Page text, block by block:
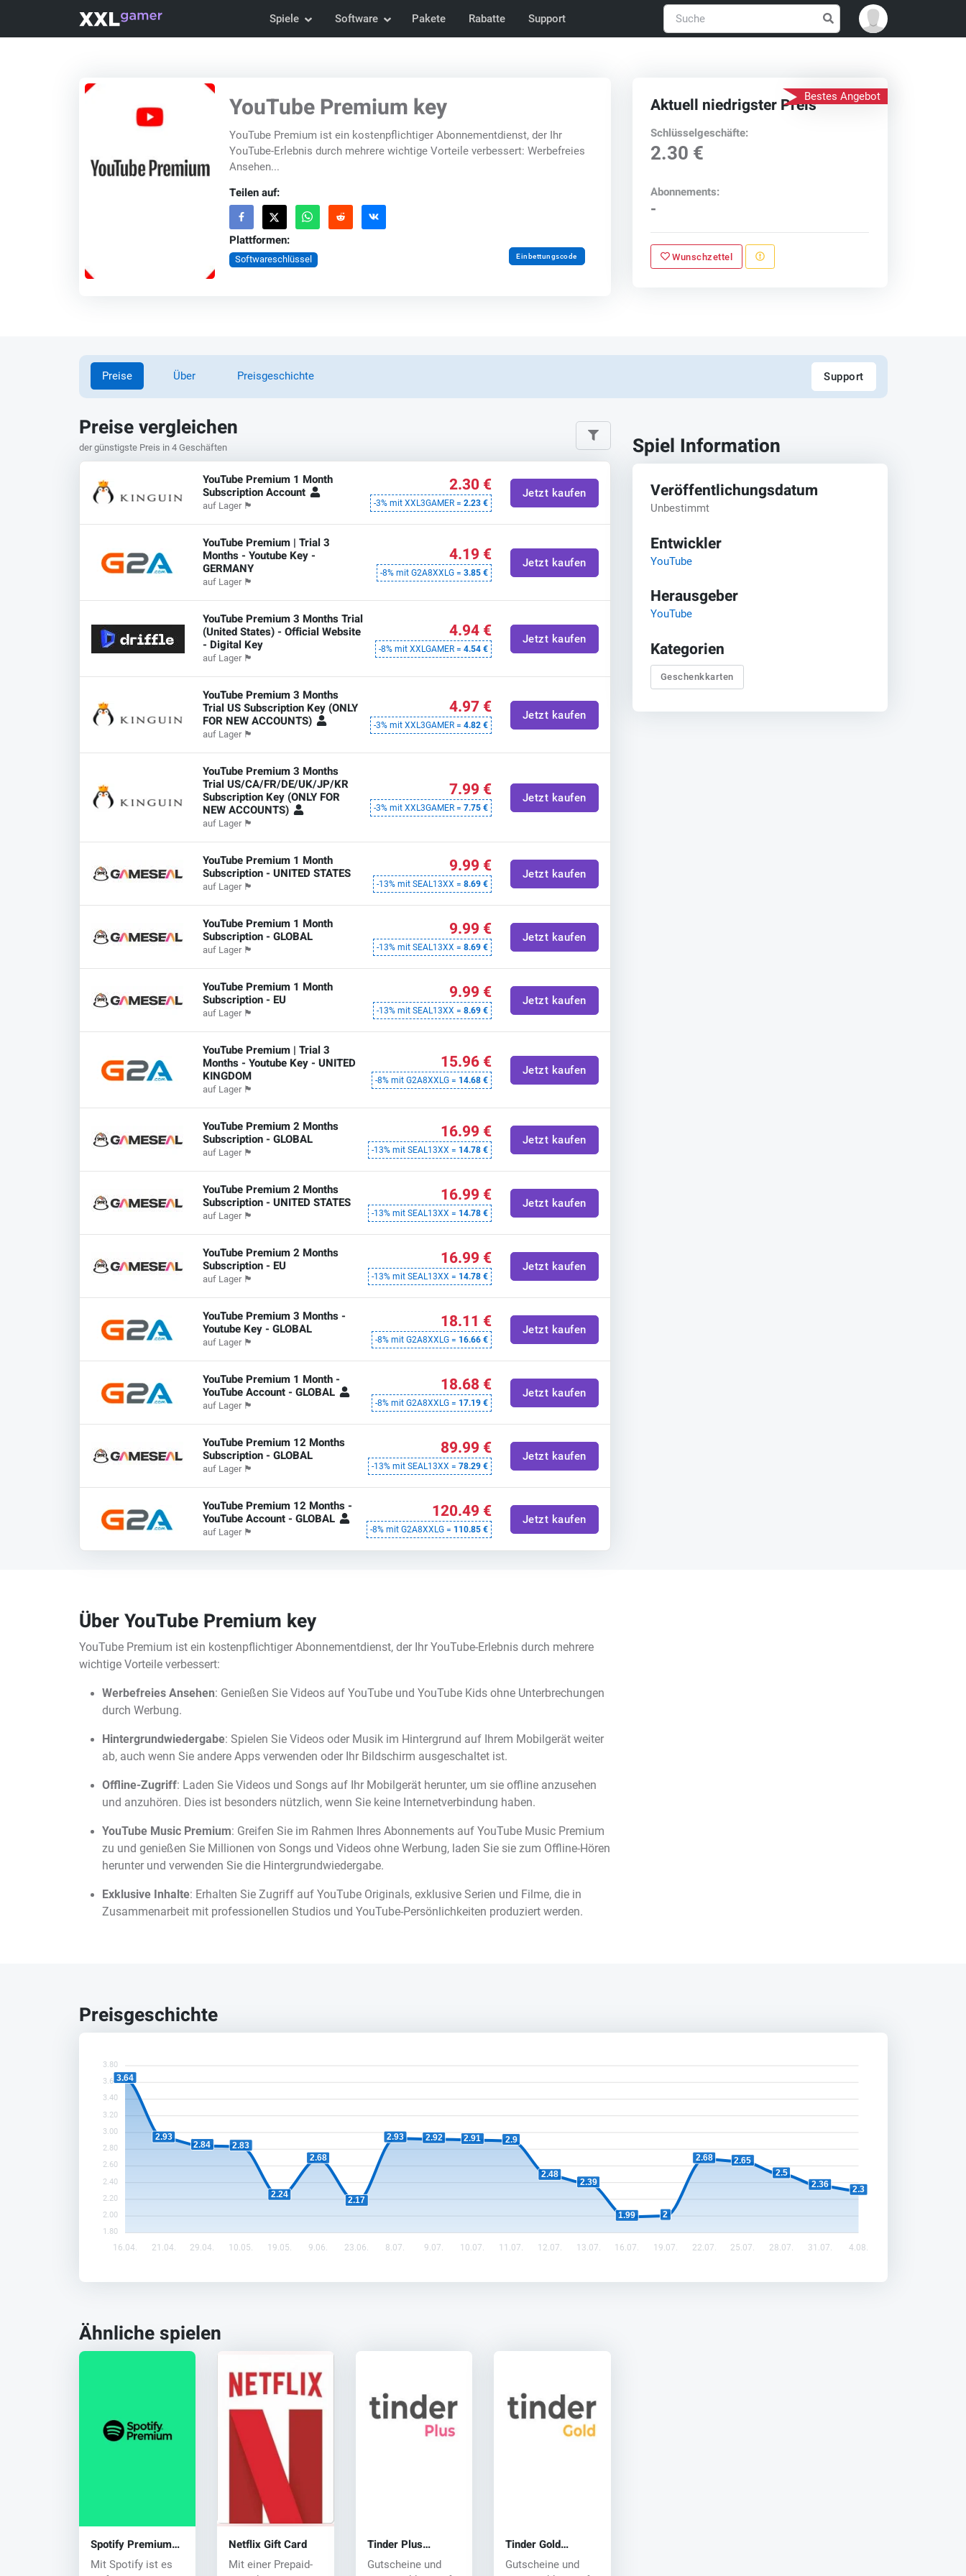
Spiele Software Pakete Rabatte Support
YouTube Premium key
YouTube Premium ist ein kostenpflichtiger Abonnementdienst, der Ihr
YouTube-Erlebnis durch mehrere wichtige Vorteile verbessert: Werbefreies
Ansehen...
Teilen auf:
Plattformen:
Softwareschlüssel Einbettungscode
Bestes Angebot
Aktuell niedrigster Preis
Schlüsselgeschäfte:
2.30 €
Abonnements:
-
Wunschzettel
Preise Über Preisgeschichte Support
Preise vergleichen
der günstigste Preis in 4 Geschäften
YouTube Premium 1 Month
Subscription Account
auf Lager 🏴
2.30 €
-3% mit XXL3GAMER = 2.23 €
Jetzt kaufen
YouTube Premium | Trial 3
Months - Youtube Key -
GERMANY
auf Lager 🏴
4.19 €
-8% mit G2A8XXLG = 3.85 €
Jetzt kaufen
YouTube Premium 3 Months Trial
(United States) - Official Website
- Digital Key
auf Lager 🏴
4.94 €
-8% mit XXLGAMER = 4.54 €
Jetzt kaufen
YouTube Premium 3 Months
Trial US Subscription Key (ONLY
FOR NEW ACCOUNTS)
auf Lager 🏴
4.97 €
-3% mit XXL3GAMER = 4.82 €
Jetzt kaufen
YouTube Premium 3 Months
Trial US/CA/FR/DE/UK/JP/KR
Subscription Key (ONLY FOR
NEW ACCOUNTS)
auf Lager 🏴
7.99 €
-3% mit XXL3GAMER = 7.75 €
Jetzt kaufen
YouTube Premium 1 Month
Subscription - UNITED STATES
auf Lager 🏴
9.99 €
-13% mit SEAL13XX = 8.69 €
Jetzt kaufen
YouTube Premium 1 Month
Subscription - GLOBAL
auf Lager 🏴
9.99 €
-13% mit SEAL13XX = 8.69 €
Jetzt kaufen
YouTube Premium 1 Month
Subscription - EU
auf Lager 🏴
9.99 €
-13% mit SEAL13XX = 8.69 €
Jetzt kaufen
YouTube Premium | Trial 3
Months - Youtube Key - UNITED
KINGDOM
auf Lager 🏴
15.96 €
-8% mit G2A8XXLG = 14.68 €
Jetzt kaufen
YouTube Premium 2 Months
Subscription - GLOBAL
auf Lager 🏴
16.99 €
-13% mit SEAL13XX = 14.78 €
Jetzt kaufen
YouTube Premium 2 Months
Subscription - UNITED STATES
auf Lager 🏴
16.99 €
-13% mit SEAL13XX = 14.78 €
Jetzt kaufen
YouTube Premium 2 Months
Subscription - EU
auf Lager 🏴
16.99 €
-13% mit SEAL13XX = 14.78 €
Jetzt kaufen
YouTube Premium 3 Months -
Youtube Key - GLOBAL
auf Lager 🏴
18.11 €
-8% mit G2A8XXLG = 16.66 €
Jetzt kaufen
YouTube Premium 1 Month -
YouTube Account - GLOBAL
auf Lager 🏴
18.68 €
-8% mit G2A8XXLG = 17.19 €
Jetzt kaufen
YouTube Premium 12 Months
Subscription - GLOBAL
auf Lager 🏴
89.99 €
-13% mit SEAL13XX = 78.29 €
Jetzt kaufen
YouTube Premium 12 Months -
YouTube Account - GLOBAL
auf Lager 🏴
120.49 €
-8% mit G2A8XXLG = 110.85 €
Jetzt kaufen
Spiel Information
Veröffentlichungsdatum
Unbestimmt
Entwickler
YouTube
Herausgeber
YouTube
Kategorien
Geschenkkarten
Über YouTube Premium key
YouTube Premium ist ein kostenpflichtiger Abonnementdienst, der Ihr YouTube-Erlebnis durch mehrere
wichtige Vorteile verbessert:
Werbefreies Ansehen: Genießen Sie Videos auf YouTube und YouTube Kids ohne Unterbrechungen
durch Werbung.
Hintergrundwiedergabe: Spielen Sie Videos oder Musik im Hintergrund auf Ihrem Mobilgerät weiter
ab, auch wenn Sie andere Apps verwenden oder Ihr Bildschirm ausgeschaltet ist.
Offline-Zugriff: Laden Sie Videos und Songs auf Ihr Mobilgerät herunter, um sie offline anzusehen
und anzuhören. Dies ist besonders nützlich, wenn Sie keine Internetverbindung haben.
YouTube Music Premium: Greifen Sie im Rahmen Ihres Abonnements auf YouTube Music Premium
zu und genießen Sie Millionen von Songs und Videos ohne Werbung, laden Sie sie zum Offline-Hören
herunter und verwenden Sie die Hintergrundwiedergabe.
Exklusive Inhalte: Erhalten Sie Zugriff auf YouTube Originals, exklusive Serien und Filme, die in
Zusammenarbeit mit professionellen Studios und YouTube-Persönlichkeiten produziert werden.
Preisgeschichte
3.80
3.60
3.40
3.20
3.00
2.80
2.60
2.40
2.20
2.00
1.80
3.64
2.93
2.84 2.83
2.24
2.68
2.17
2.93 2.92 2.91 2.9
2.48
2.39
1.99 2
2.68
2.65
2.5
2.36
2.3
16.04. 21.04. 29.04. 10.05. 19.05. 9.06. 23.06. 8.07. 9.07. 10.07. 11.07. 12.07. 13.07. 16.07. 19.07. 22.07. 25.07. 28.07. 31.07. 4.08.
Ähnliche spielen
Spotify Premium
key
Mit Spotify ist es
Netflix Gift Card
Mit einer Prepaid-
Tinder Plus
Subscription
Promo Code
Gutscheine und
Tinder Gold
Subscription
Promo Code
Gutscheine und